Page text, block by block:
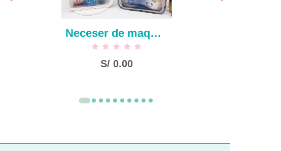
Neceser de maquillaje esmerilada serie Fun friends
S/0.00